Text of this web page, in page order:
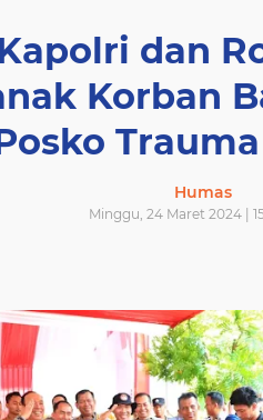
dan
Korban
Humas
Minggu, 24 Maret 2024 |